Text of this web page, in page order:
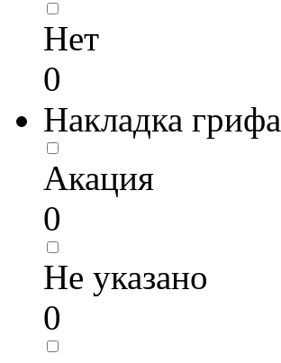
Нет
0
Накладка грифа
Акация
0
Не указано
0